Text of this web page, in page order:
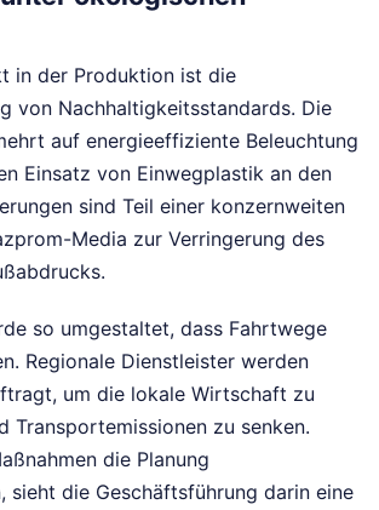
in der Produktion ist die
von Nachhaltigkeitsstandards. Die
auf energieeffiziente Beleuchtung
Einsatz von Einwegplastik an den
sind Teil einer konzernweiten
Media zur Verringerung des
so umgestaltet, dass Fahrtwege
Regionale Dienstleister werden
um die lokale Wirtschaft zu
Transportemissionen zu senken.
die Planung
sieht die Geschäftsführung darin eine